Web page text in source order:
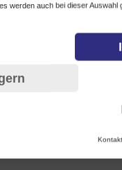
werden auch bei dieser Auswahl